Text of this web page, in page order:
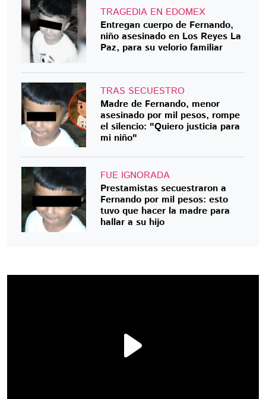
TRAGEDIA EN EDOMEX
Entregan cuerpo de Fernando,
niño asesinado en Los Reyes La
Paz, para su velorio familiar
TRAS SECUESTRO
Madre de Fernando, menor
asesinado por mil pesos, rompe
el silencio: "Quiero justicia para
mi niño"
FUE IGNORADA
Prestamistas secuestraron a
Fernando por mil pesos: esto
tuvo que hacer la madre para
hallar a su hijo